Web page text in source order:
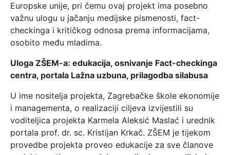
Europske unije, pri čemu ovaj projekt ima posebno
važnu ulogu u jačanju medijske pismenosti, fact-
checkinga i kritičkog odnosa prema informacijama,
osobito među mladima.
Uloga ZŠEM-a: edukacija, osnivanje Fact-checkinga
centra, portala Lažna uzbuna, prilagodba silabusa
U ime nositelja projekta, Zagrebačke škole ekonomije
i managementa, o realizaciji ciljeva izvijestili su
voditeljica projekta Karmela Aleksić Maslać i urednik
portala prof. dr. sc. Kristijan Krkač. ZŠEM je tijekom
provedbe projekta proveo edukacije za sve članove